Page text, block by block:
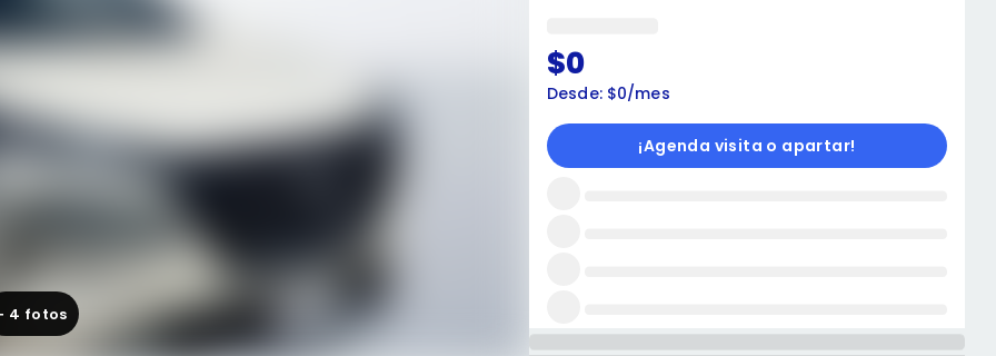
4 fotos
$0
Desde: $0/mes
¡Agenda visita o apartar!